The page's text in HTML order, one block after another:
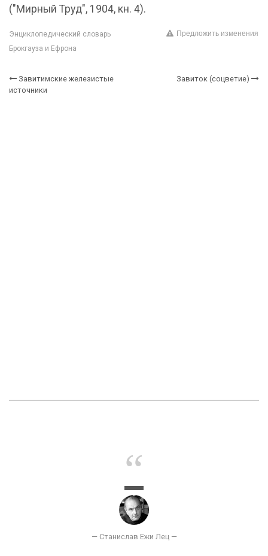
("Мирный Труд", 1904, кн. 4).
Энциклопедический словарь
Брокгауза и Ефрона
Предложить изменения
Завитимские железистые
источники
Завиток (соцветие)